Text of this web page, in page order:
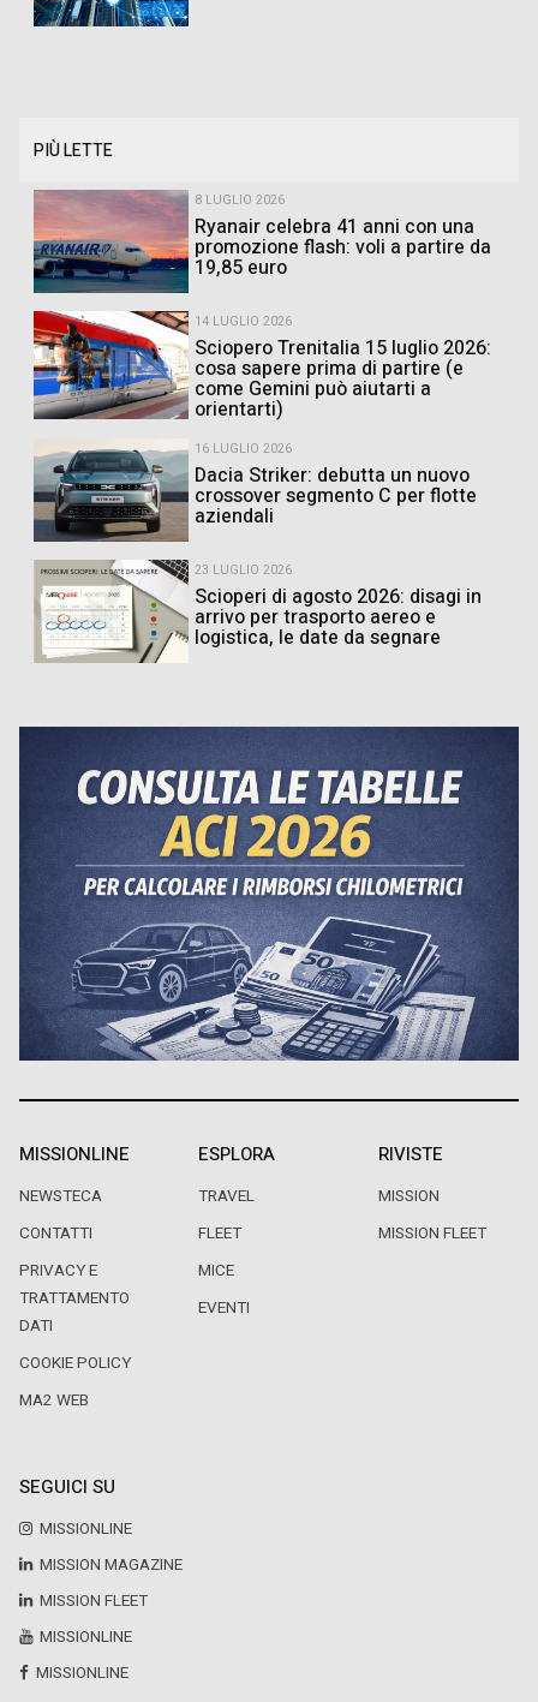
PIÙ LETTE
8 LUGLIO 2026
Ryanair celebra 41 anni con una
promozione flash: voli a partire da
19,85 euro
14 LUGLIO 2026
Sciopero Trenitalia 15 luglio 2026:
cosa sapere prima di partire (e
come Gemini può aiutarti a
orientarti)
16 LUGLIO 2026
Dacia Striker: debutta un nuovo
crossover segmento C per flotte
aziendali
23 LUGLIO 2026
Scioperi di agosto 2026: disagi in
arrivo per trasporto aereo e
logistica, le date da segnare
MISSIONLINE
NEWSTECA
CONTATTI
PRIVACY E
TRATTAMENTO
DATI
COOKIE POLICY
MA2 WEB
ESPLORA
TRAVEL
FLEET
MICE
EVENTI
RIVISTE
MISSION
MISSION FLEET
SEGUICI SU
MISSIONLINE
MISSION MAGAZINE
MISSION FLEET
MISSIONLINE
MISSIONLINE